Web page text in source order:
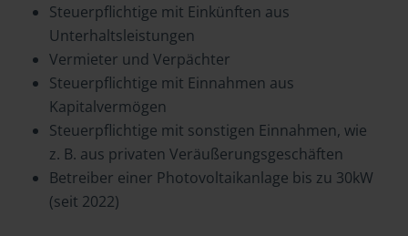
Steuerpflichtige mit Einkünften aus
Unterhaltsleistungen
Vermieter und Verpächter
Steuerpflichtige mit Einnahmen aus
Kapitalvermögen
Steuerpflichtige mit sonstigen Einnahmen, wie
z. B. aus privaten Veräußerungsgeschäften
Betreiber einer Photovoltaikanlage bis zu 30kW
(seit 2022)